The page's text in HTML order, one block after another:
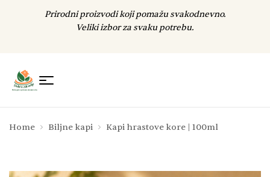
Prirodni proizvodi koji pomažu svakodnevno.
Veliki izbor za svaku potrebu.
Home Biljne kapi Kapi hrastove kore | 100ml